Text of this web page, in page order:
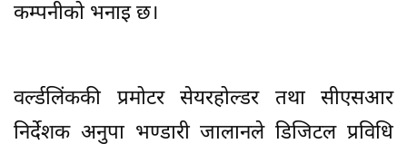
कम्पनीको भनाइ छ।
वर्ल्डलिंककी प्रमोटर सेयरहोल्डर तथा सीएसआर
निर्देशक अनुपा भण्डारी जालानले डिजिटल प्रविधि